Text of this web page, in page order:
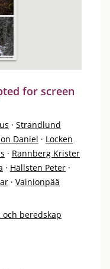
for screen
· Strandlund
Daniel · Locken
· Rannberg Krister
· Hällsten Peter ·
· Vainionpää
beredskap